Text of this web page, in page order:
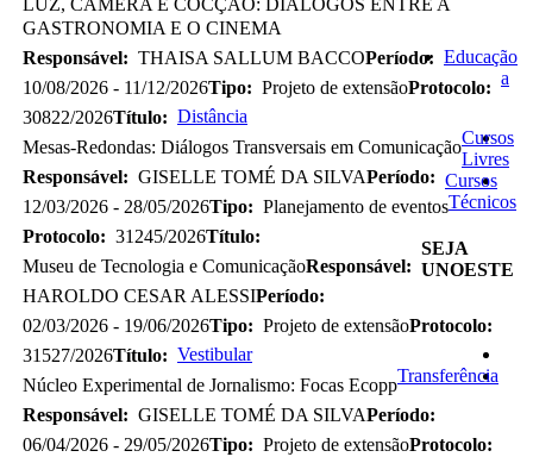
LUZ, CÂMERA E COCÇÃO: DIÁLOGOS ENTRE A
GASTRONOMIA E O CINEMA
Responsável: THAISA SALLUM BACCOPeríodo:
10/08/2026 - 11/12/2026Tipo: Projeto de extensãoProtocolo:
30822/2026Título:
Mesas-Redondas: Diálogos Transversais em Comunicação
Responsável: GISELLE TOMÉ DA SILVAPeríodo:
12/03/2026 - 28/05/2026Tipo: Planejamento de eventos
Protocolo: 31245/2026Título:
Museu de Tecnologia e ComunicaçãoResponsável:
HAROLDO CESAR ALESSIPeríodo:
02/03/2026 - 19/06/2026Tipo: Projeto de extensãoProtocolo:
31527/2026Título:
Núcleo Experimental de Jornalismo: Focas Ecopp
Responsável: GISELLE TOMÉ DA SILVAPeríodo:
06/04/2026 - 29/05/2026Tipo: Projeto de extensãoProtocolo:
Educação
a
Distância
Cursos
Livres
Cursos
Técnicos
SEJA
UNOESTE
Vestibular
Transferência